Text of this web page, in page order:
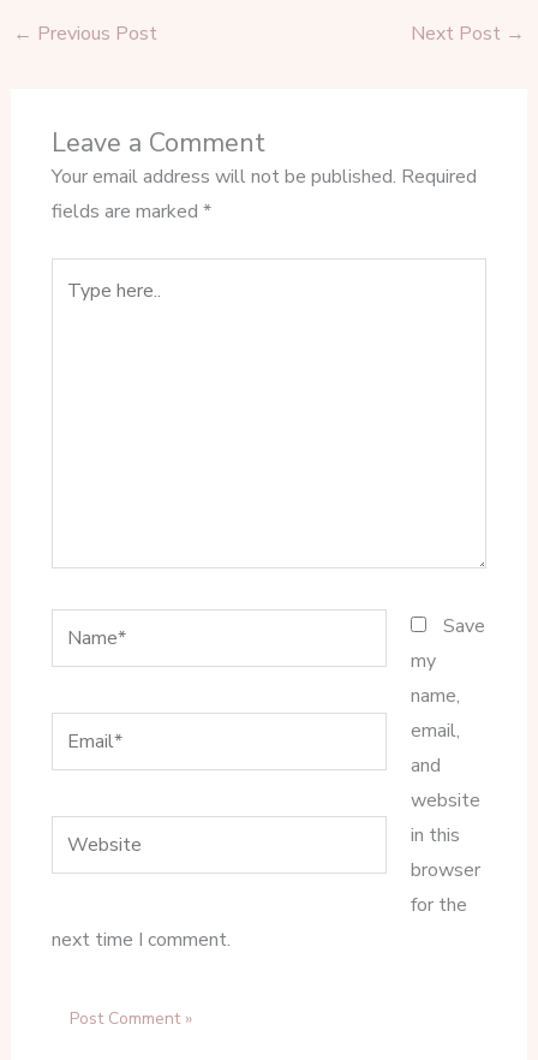
← Previous Post Next Post →
Leave a Comment
Your email address will not be published. Required
fields are marked *
here..
Name*
Email*
Website
Save
my
name,
email,
and
website
in this
browser
for the
next time I comment.